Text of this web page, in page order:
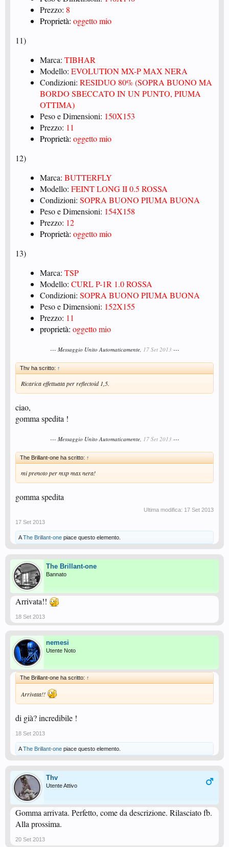
Prezzo: 8
Proprietà: oggetto mio
11)
Marca: TIBHAR
Modello: EVOLUTION MX-P MAX NERA
Condizioni: RESIDUO 80% (SOPRA BUONO MA
BORDO SBECCATO IN UN PUNTO, PIUMA
OTTIMA)
Peso e Dimensioni: 150X153
Prezzo: 11
Proprietà: oggetto mio
12)
Marca: BUTTERFLY
Modello: FEINT LONG II 0.5 ROSSA
Condizioni: SOPRA BUONO PIUMA BUONA
Peso e Dimensioni: 154X158
Prezzo: 12
Proprietà: oggetto mio
13)
Marca: TSP
Modello: CURL P-1R 1.0 ROSSA
Condizioni: SOPRA BUONO PIUMA BUONA
Peso e Dimensioni: 152X155
Prezzo: 11
proprietà: oggetto mio
--- Messaggio Unito Automaticamente, 17 Set 2013 ---
Thv ha scritto: ↑
Ricarica effettuata per reflectoid 1,5.
ciao,
gomma spedita !
--- Messaggio Unito Automaticamente, 17 Set 2013 ---
The Brillant-one ha scritto: ↑
mi prenoto per mxp max nera!
gomma spedita
Ultima modifica: 17 Set 2013
17 Set 2013
AThe Brillant-one piace questo elemento.
The Brillant-one
Bannato
Arrivata!!
18 Set 2013
nemesi
Utente Noto
The Brillant-one ha scritto: ↑
Arrivata!!
di già? incredibile !
18 Set 2013
AThe Brillant-one piace questo elemento.
Thv
Utente Attivo
Gomma arrivata. Perfetto, come da descrizione. Rilasciato fb.
Alla prossima.
20 Set 2013